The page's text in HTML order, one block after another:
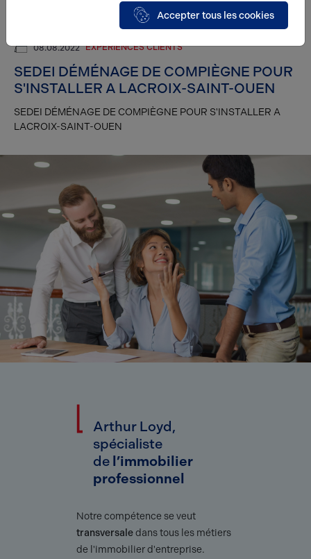
08.08.2022 EXPÉRIENCES CLIENTS
SEDEI DÉMÉNAGE DE COMPIÈGNE POUR
S'INSTALLER A LACROIX-SAINT-OUEN
SEDEI DÉMÉNAGE DE COMPIÈGNE POUR S'INSTALLER A
LACROIX-SAINT-OUEN
Arthur Loyd,
spécialiste
de l’immobilier
professionnel
Notre compétence se veut
transversaledans tous les métiers
de l'immobilier d'entreprise.
Accepter tous les cookies